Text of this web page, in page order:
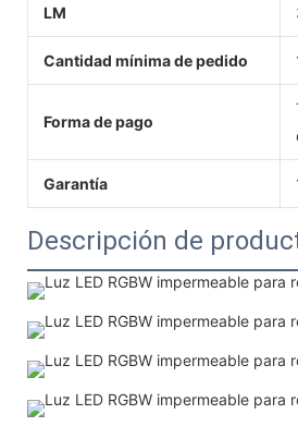
LM
Cantidad mínima de pedido
Forma de pago
Garantía
Descripción de